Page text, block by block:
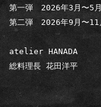
第一弾　2026年3月〜5月
第二弾　2026年9月〜11
atelier HANADA
総料理長 花田洋平